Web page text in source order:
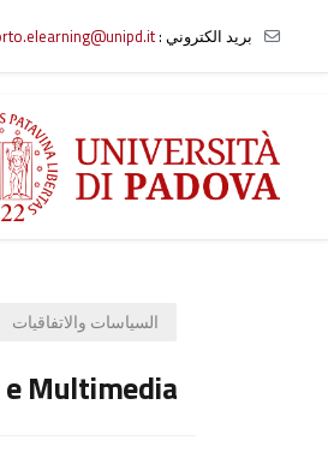
بريد الكتروني :
السياسات والاتفاقيات
Multimedia